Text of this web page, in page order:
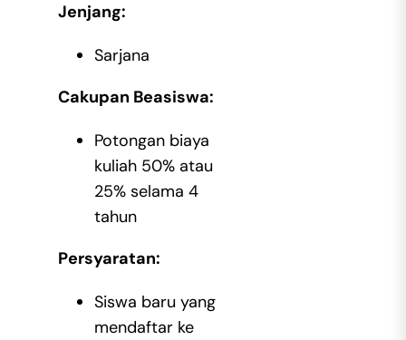
Jenjang:
Sarjana
Cakupan Beasiswa:
Potongan biaya
kuliah 50% atau
25% selama 4
tahun
Persyaratan:
Siswa baru yang
mendaftar ke